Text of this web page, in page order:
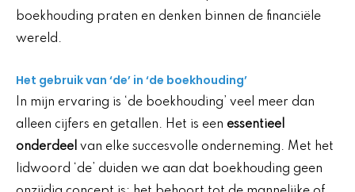
boekhouding praten en denken binnen de financiële
wereld.
Het gebruik van ‘de’ in ‘de boekhouding’
In mijn ervaring is ‘de boekhouding’ veel meer dan
alleen cijfers en getallen. Het is een essentieel
onderdeel van elke succesvolle onderneming. Met het
lidwoord ‘de’ duiden we aan dat boekhouding geen